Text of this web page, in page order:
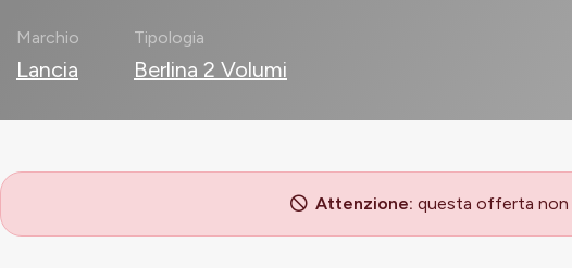
Marchio
Lancia
Tipologia
Berlina 2 Volumi
Attenzione: questa offerta non